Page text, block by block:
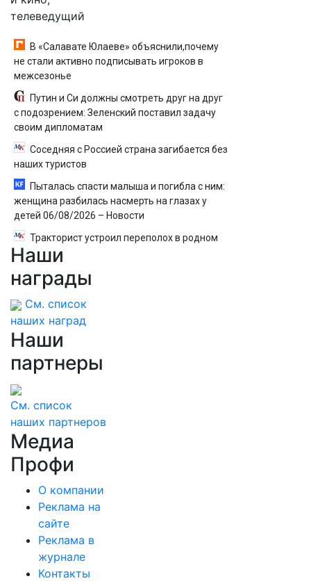
телеведущий
В «Салавате Юлаеве» объяснили,почему
не стали активно подписывать игроков в
межсезонье
Путин и Си должны смотреть друг на друг
с подозрением: Зеленский поставил задачу
своим дипломатам
Соседняя с Россией страна загибается без
наших туристов
Пыталась спасти малыша и погибла с ним:
женщина разбилась насмерть на глазах у
детей 06/08/2026 – Новости
Тракторист устроил переполох в родном
поселке с погоней и стрельбой
Наши
награды
См. список
наших наград
Наши
партнеры
См. список
наших партнеров
Медиа
Профи
О компании
Реклама на
сайте
Реклама в
журнале
Контакты